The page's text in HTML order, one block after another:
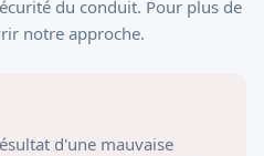
du conduit. Pour plus de
notre approche.
d'une mauvaise